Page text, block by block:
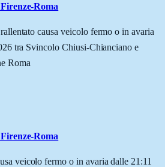
Roma
causa veicolo fermo o in avaria
tra Svincolo Chiusi-Chianciano e
Roma
Roma
veicolo fermo o in avaria dalle 21:11